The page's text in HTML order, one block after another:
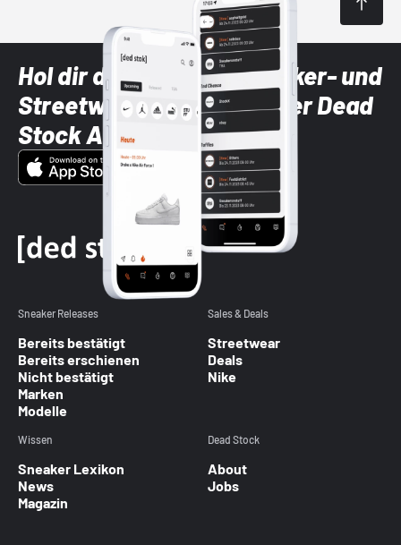
Hol dir die neuesten Sneaker- und
Streetwear-Brands mit der Dead
Stock App
Sneaker Releases
Bereits bestätigt
Bereits erschienen
Nicht bestätigt
Marken
Modelle
Sales & Deals
Streetwear
Deals
Nike
Wissen
Sneaker Lexikon
News
Magazin
Dead Stock
About
Jobs